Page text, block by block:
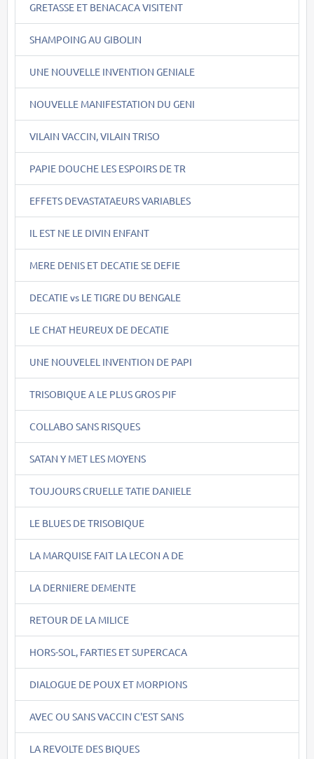
GRETASSE ET BENACACA VISITENT
SHAMPOING AU GIBOLIN
UNE NOUVELLE INVENTION GENIALE
NOUVELLE MANIFESTATION DU GENI
VILAIN VACCIN, VILAIN TRISO
PAPIE DOUCHE LES ESPOIRS DE TR
EFFETS DEVASTATAEURS VARIABLES
IL EST NE LE DIVIN ENFANT
MERE DENIS ET DECATIE SE DEFIE
DECATIE vs LE TIGRE DU BENGALE
LE CHAT HEUREUX DE DECATIE
UNE NOUVELEL INVENTION DE PAPI
TRISOBIQUE A LE PLUS GROS PIF
COLLABO SANS RISQUES
SATAN Y MET LES MOYENS
TOUJOURS CRUELLE TATIE DANIELE
LE BLUES DE TRISOBIQUE
LA MARQUISE FAIT LA LECON A DE
LA DERNIERE DEMENTE
RETOUR DE LA MILICE
HORS-SOL, FARTIES ET SUPERCACA
DIALOGUE DE POUX ET MORPIONS
AVEC OU SANS VACCIN C'EST SANS
LA REVOLTE DES BIQUES